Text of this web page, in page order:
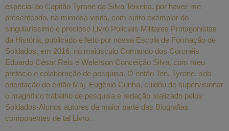
especial ao Capitão Tyrone da Silva Teixeira, por haver-me
presenteado, na mimosa visita, com outro exemplar do
singularíssimo e precioso Livro Policiais Militares Protagonistas
da História, publicado e feito por nossa Escola de Formação de
Soldados, em 2016, no maiúsculo Comando dos Coronéis
Eduardo César Reis e Welerson Conceição Silva, com meu
prefácio e colaboração de pesquisa. O então Ten. Tyrone, sob
orientação do então Maj. Eugênio Cunha, cuidou de supervisionar
o magnífico trabalho de pesquisa e redação realizado pelos
Soldados-Alunos autores da maior parte das Biografias
componentes de tal Livro.